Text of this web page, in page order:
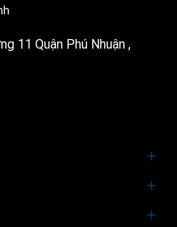
11 Quận Phú Nhuận ,